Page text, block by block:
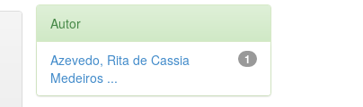
Autor
1
Azevedo, Rita de Cassia
Medeiros ...